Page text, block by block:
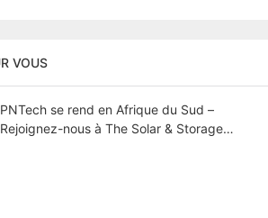
VOUS
PNTech se rend en Afrique du Sud –
Rejoignez-nous à The Solar & Storage